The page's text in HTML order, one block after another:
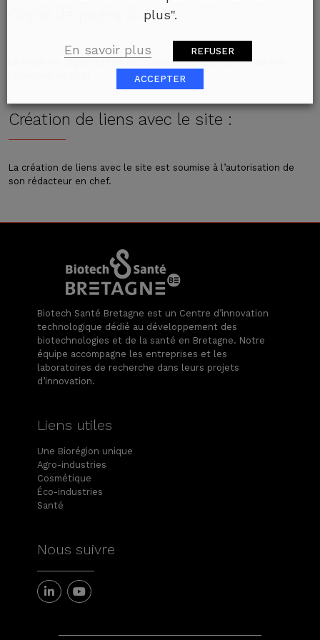
Copie de pages du site :
La copie de pages du site est soumise à l’autorisation de son
Création de liens avec le site :
La création de liens avec le site est soumise à l’autorisation de
son rédacteur en chef.
Biotech Santé Bretagne est un Centre d’innovation
technologique dédié au développement des
biotechnologies et de la santé en Bretagne. Notre
équipe accompagne les entreprises et les
laboratoires de recherche dans leurs projets
d’innovation.
Liens utiles
Une Biorégion unique
Agro-industries
Cosmétique
Éco-industries
Santé
Nous suivre
plus".
En savoir plus REFUSER
ACCEPTER